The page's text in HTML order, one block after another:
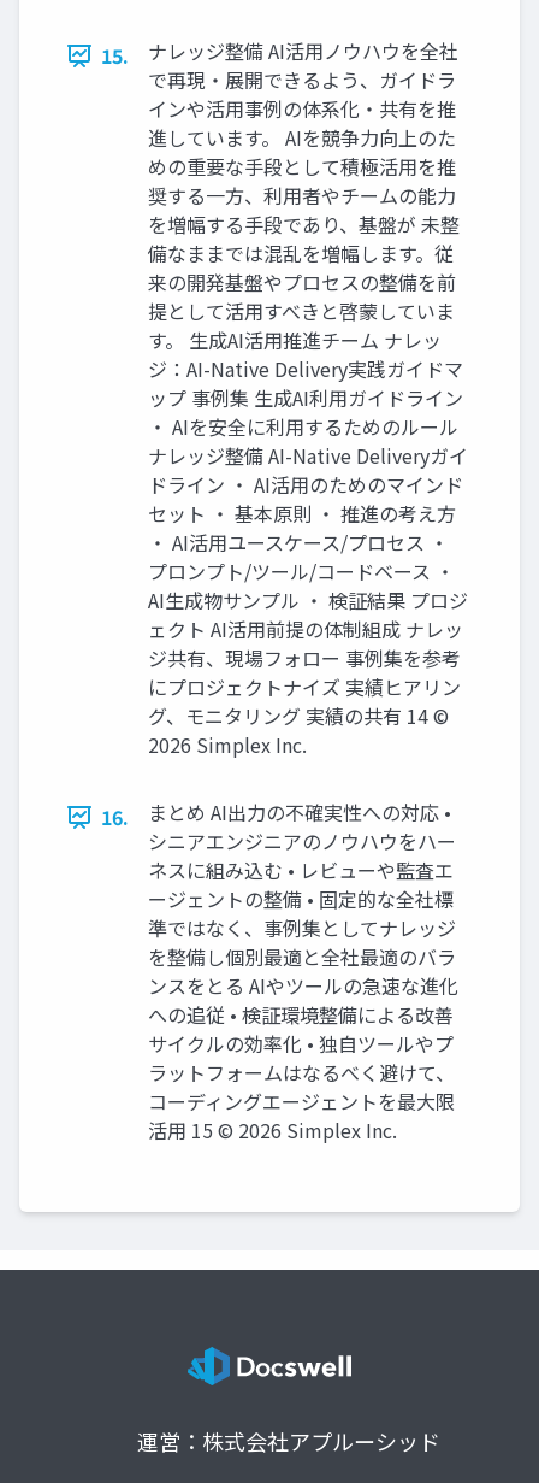
15.
ナレッジ整備 AI活用ノウハウを全社
で再現・展開できるよう、ガイドラ
インや活用事例の体系化・共有を推
進しています。 AIを競争力向上のた
めの重要な手段として積極活用を推
奨する一方、利用者やチームの能力
を増幅する手段であり、基盤が 未整
備なままでは混乱を増幅します。従
来の開発基盤やプロセスの整備を前
提として活用すべきと啓蒙していま
す。 生成AI活用推進チーム ナレッ
ジ：AI-Native Delivery実践ガイドマ
ップ 事例集 生成AI利用ガイドライン
・ AIを安全に利用するためのルール
ナレッジ整備 AI-Native Deliveryガイ
ドライン ・ AI活用のためのマインド
セット ・ 基本原則 ・ 推進の考え方
・ AI活用ユースケース/プロセス ・
プロンプト/ツール/コードベース ・
AI生成物サンプル ・ 検証結果 プロジ
ェクト AI活用前提の体制組成 ナレッ
ジ共有、現場フォロー 事例集を参考
にプロジェクトナイズ 実績ヒアリン
グ、モニタリング 実績の共有 14 ©
2026 Simplex Inc.
16.
まとめ AI出力の不確実性への対応 •
シニアエンジニアのノウハウをハー
ネスに組み込む • レビューや監査エ
ージェントの整備 • 固定的な全社標
準ではなく、事例集としてナレッジ
を整備し個別最適と全社最適のバラ
ンスをとる AIやツールの急速な進化
への追従 • 検証環境整備による改善
サイクルの効率化 • 独自ツールやプ
ラットフォームはなるべく避けて、
コーディングエージェントを最大限
活用 15 © 2026 Simplex Inc.
運営：株式会社アプルーシッド